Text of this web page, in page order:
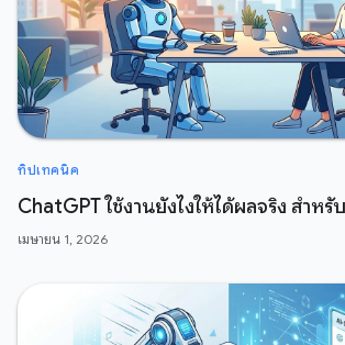
ทิปเทคนิค
ChatGPT ใช้งานยังไงให้ได้ผลจริง สำหรั
เมษายน 1, 2026